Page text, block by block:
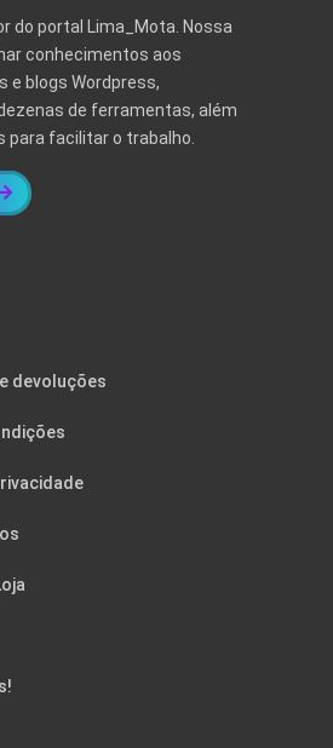
do portal Lima_Mota. Nossa
conhecimentos aos
e blogs Wordpress,
de ferramentas, além
para facilitar o trabalho.
devoluções